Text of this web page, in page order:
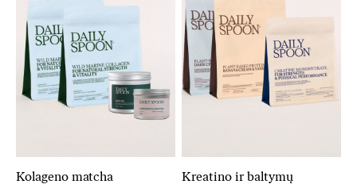
Kolageno matcha
Kreatino ir baltymų